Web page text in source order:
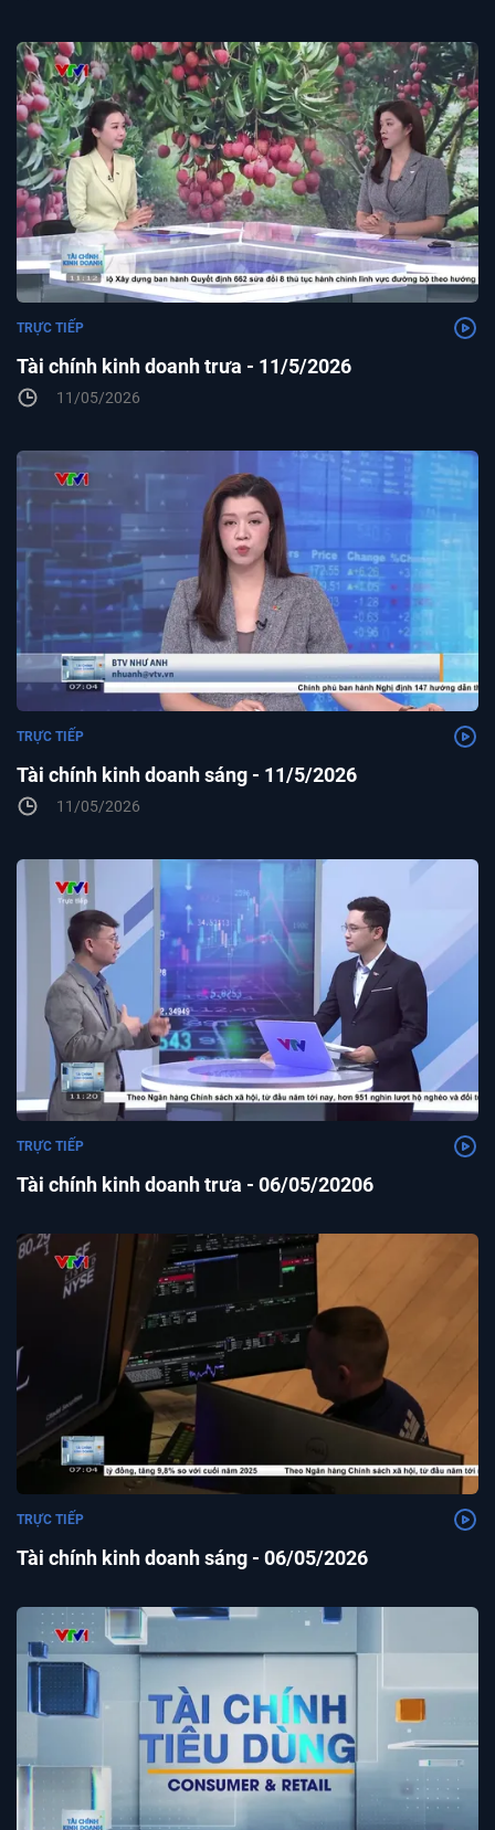
Tài chính kinh doanh trưa - 11/5/2026
TRỰC TIẾP
11/05/2026
Tài chính kinh doanh sáng - 11/5/2026
TRỰC TIẾP
11/05/2026
Tài chính kinh doanh trưa - 06/05/20206
TRỰC TIẾP
Tài chính kinh doanh sáng - 06/05/2026
TRỰC TIẾP